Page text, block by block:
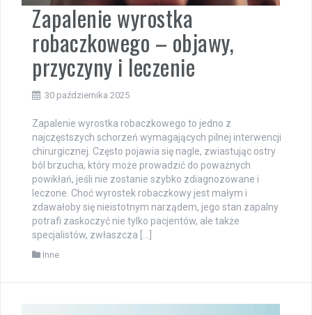
Zapalenie wyrostka
robaczkowego – objawy,
przyczyny i leczenie
30 października 2025
Zapalenie wyrostka robaczkowego to jedno z
najczęstszych schorzeń wymagających pilnej interwencji
chirurgicznej. Często pojawia się nagle, zwiastując ostry
ból brzucha, który może prowadzić do poważnych
powikłań, jeśli nie zostanie szybko zdiagnozowane i
leczone. Choć wyrostek robaczkowy jest małym i
zdawałoby się nieistotnym narządem, jego stan zapalny
potrafi zaskoczyć nie tylko pacjentów, ale także
specjalistów, zwłaszcza […]
Inne